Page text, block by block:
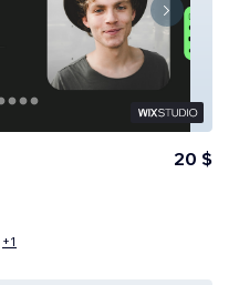
20 $
+1